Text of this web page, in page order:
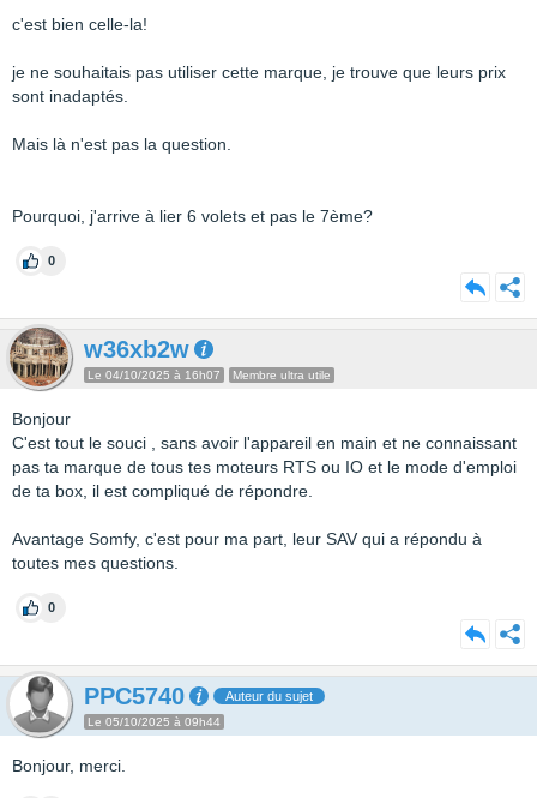
c'est bien celle-la!
je ne souhaitais pas utiliser cette marque, je trouve que leurs prix
sont inadaptés.
Mais là n'est pas la question.
Pourquoi, j'arrive à lier 6 volets et pas le 7ème?
0
w36xb2w
Le 04/10/2025 à 16h07 Membre ultra utile
Bonjour
C'est tout le souci , sans avoir l'appareil en main et ne connaissant
pas ta marque de tous tes moteurs RTS ou IO et le mode d'emploi
de ta box, il est compliqué de répondre.
Avantage Somfy, c'est pour ma part, leur SAV qui a répondu à
toutes mes questions.
0
PPC5740 Auteur du sujet
Le 05/10/2025 à 09h44
Bonjour, merci.